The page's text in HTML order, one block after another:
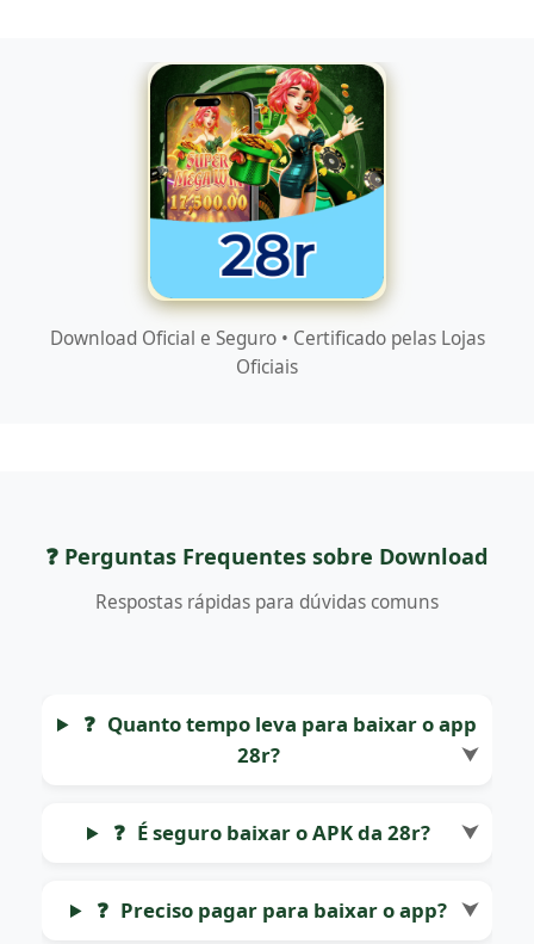
Download Oficial e Seguro • Certificado pelas Lojas
Oficiais
❓ Perguntas Frequentes sobre Download
Respostas rápidas para dúvidas comuns
❓ Quanto tempo leva para baixar o app
28r?
⮟
❓ É seguro baixar o APK da 28r? ⮟
❓ Preciso pagar para baixar o app? ⮟